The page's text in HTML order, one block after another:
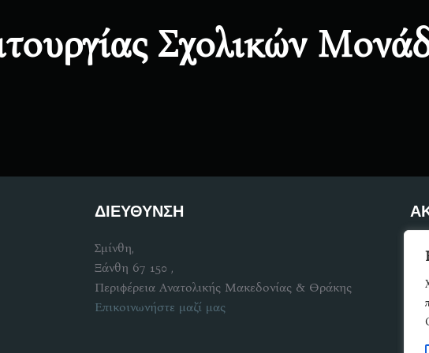
Σχολικών
ΔΙΕΥΘΥΝΣΗ
Σμίνθη,
Ξάνθη 67 150 ,
Περιφέρεια Ανατολικής Μακεδονίας & Θράκης
Επικοινωνήστε μαζί μας